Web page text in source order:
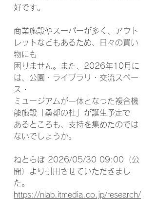
好です。
商業施設やスーパーが多く、アウト
レットなどもあるため、日々の買い
物にも
困りません。また、2026年10月に
は、公園・ライブラリ・交流スペー
ス・
ミュージアムが一体となった複合機
能施設「桑都の杜」が誕生予定で
あるところも、支持を集めたのでは
ないでしょうか。
ねとらぼ 2026/05/30 09:00（公
開）より引用させていただきまし
た。
https://nlab.itmedia.co.jp/research/